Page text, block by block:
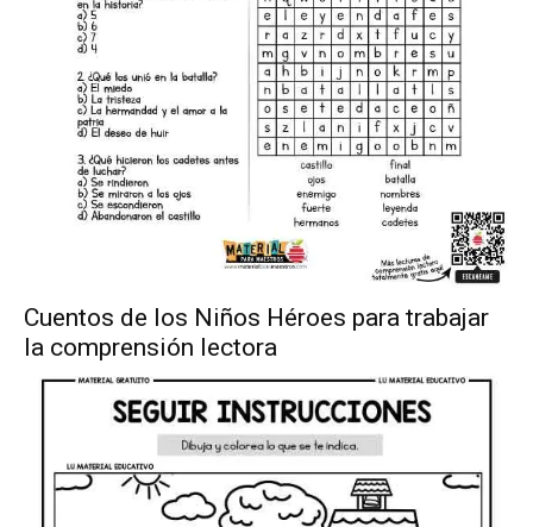
Cuentos de los Niños Héroes para trabajar
la comprensión lectora